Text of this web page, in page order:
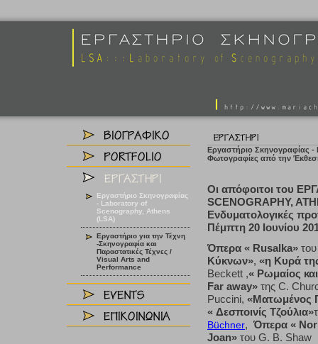
Εργαστήριο Σκηνογραφίας
- Laboratory of
Scenography, Athens
(LSA)
Εργαστήριο για την Τέχνη
-Σκηνογραφία και
Παραστατικές Τέχνες /
Visual Arts and
Performance
Εργαστήριο Σκηνογραφίας
Φωτογραφίες από την
Οι απόφοιτοι του
SCENOGRAPHY,
Ενδυματολογικές
Πέμπτη 20 Ιουνίου
Όπερα « Rusalka»
Κύκνων», «η Κυρά
Beckett ,« Ρωμαίος και
Far away» της C.
Puccini, «Ματωμένος
« Δεσποινίς Τζούλια»
Büchner, Όπερα «
Joan» του G. B. Shaw